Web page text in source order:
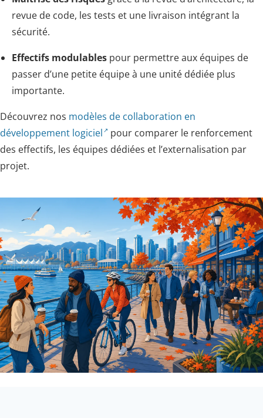
revue de code, les tests et une livraison intégrant la
sécurité.
Effectifs modulables pour permettre aux équipes de
passer d’une petite équipe à une unité dédiée plus
importante.
Découvrez nos modèles de collaboration en
développement logiciel
pour comparer le renforcement
des effectifs, les équipes dédiées et l’externalisation par
projet.